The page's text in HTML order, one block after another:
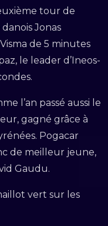
tour de
Jonas
de 5 minutes
le leader d’Ineos-
l’an passé aussi le
gagné grâce à
Pogacar
de meilleur jeune,
Gaudu.
vert sur les